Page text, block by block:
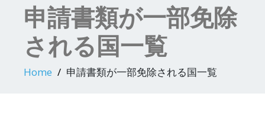
申請書類が一部免除
される国一覧
Home 申請書類が一部免除される国一覧